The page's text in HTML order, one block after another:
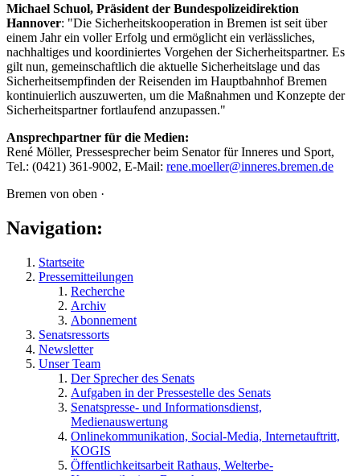
Michael Schuol, Präsident der Bundespolizeidirektion
Hannover: "Die Sicherheitskooperation in Bremen ist seit über
einem Jahr ein voller Erfolg und ermöglicht ein verlässliches,
nachhaltiges und koordiniertes Vorgehen der Sicherheitspartner. Es
gilt nun, gemeinschaftlich die aktuelle Sicherheitslage und das
Sicherheitsempfinden der Reisenden im Hauptbahnhof Bremen
kontinuierlich auszuwerten, um die Maßnahmen und Konzepte der
Sicherheitspartner fortlaufend anzupassen."
Ansprechpartner für die Medien:
René Möller, Pressesprecher beim Senator für Inneres und Sport,
Tel.: (0421) 361-9002, E-Mail: rene.moeller@inneres.bremen.de
Bremen von oben ·
Navigation:
Startseite
Pressemitteilungen
Recherche
Archiv
Abonnement
Senatsressorts
Newsletter
Unser Team
Der Sprecher des Senats
Aufgaben in der Pressestelle des Senats
Senatspresse- und Informationsdienst,
Medienauswertung
Onlinekommunikation, Social-Media, Internetauftritt,
KOGIS
Öffentlichkeitsarbeit Rathaus, Welterbe-